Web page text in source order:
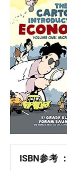
ISBN参考‏ ：